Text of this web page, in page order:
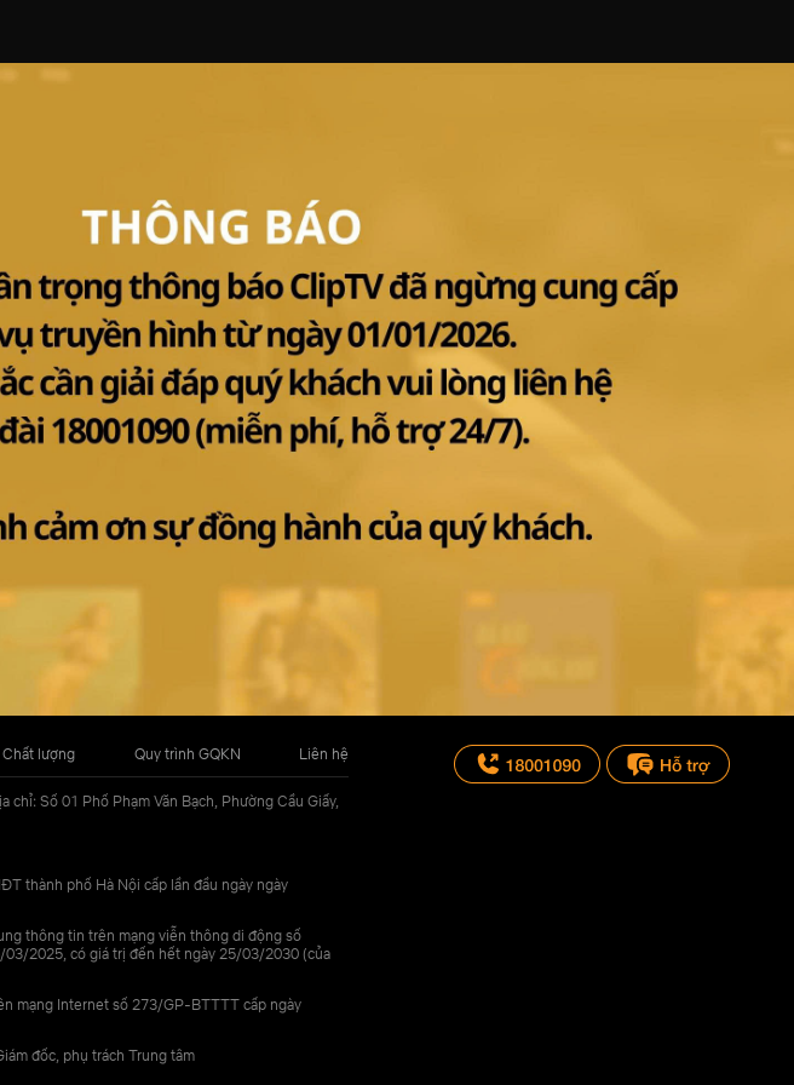
Chất lượng Quy trình GQKN Liên hệ
Số 01 Phố Phạm Văn Bạch, Phường Cầu Giấy,
thành phố Hà Nội cấp lần đầu ngày ngày
thông tin trên mạng viễn thông di động số
2025, có giá trị đến hết ngày 25/03/2030 (của
mạng Internet số 273/GP-BTTTT cấp ngày
đốc, phụ trách Trung tâm